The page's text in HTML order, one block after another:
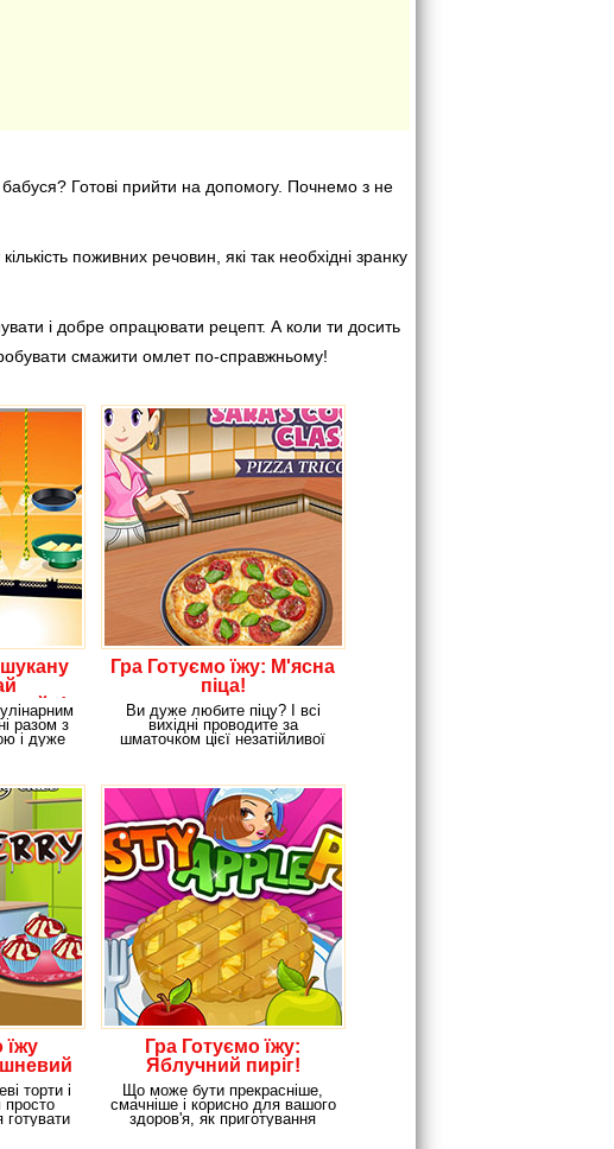
Готові прийти на допомогу. Почнемо з не
поживних речовин, які так необхідні зранку
і добре опрацювати рецепт. А коли ти досить
смажити омлет по-справжньому!
разом з
і дуже
Гра Готуємо їжу: М'ясна
піца!
Ви дуже любите піцу? І всі
вихідні проводите за
шматочком цієї незатійливої
їжу
торти і
просто
готувати
Гра Готуємо їжу:
Яблучний пиріг!
Що може бути прекрасніше,
смачніше і корисно для вашого
здоров'я, як приготування